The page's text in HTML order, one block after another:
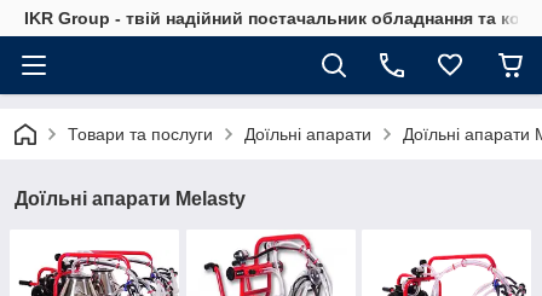
IKR Group - твій надійний постачальник обладнання та
Товари та послуги Доїльні апарати Доїльні апарати
Доїльні апарати Melasty